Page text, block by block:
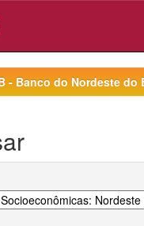
- Banco do Nordeste do